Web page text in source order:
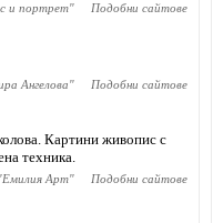
и портрет" Подобни сайтове
Ангелова" Подобни сайтове
Картини живопис с
техника.
Емилия Арт" Подобни сайтове